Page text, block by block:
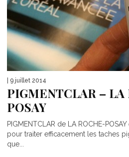
| 9 juillet 2014
PIGMENTCLAR – LA
POSAY
PIGMENTCLAR de LA ROCHE-
pour traiter efficacement les taches
que...